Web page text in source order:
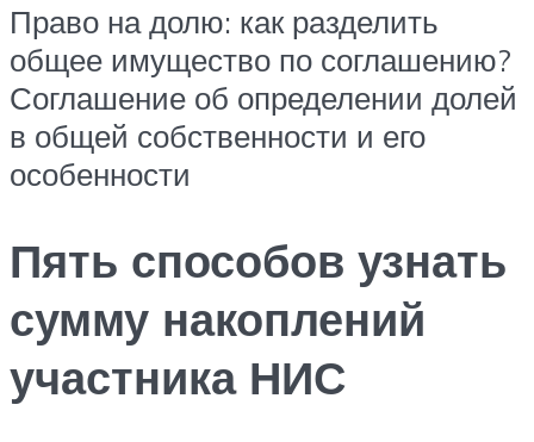
Право на долю: как разделить
общее имущество по соглашению?
Соглашение об определении долей
в общей собственности и его
особенности
Пять способов узнать
сумму накоплений
участника НИС